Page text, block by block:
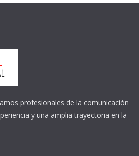
profesionales de la comunicación
y una amplia trayectoria en la